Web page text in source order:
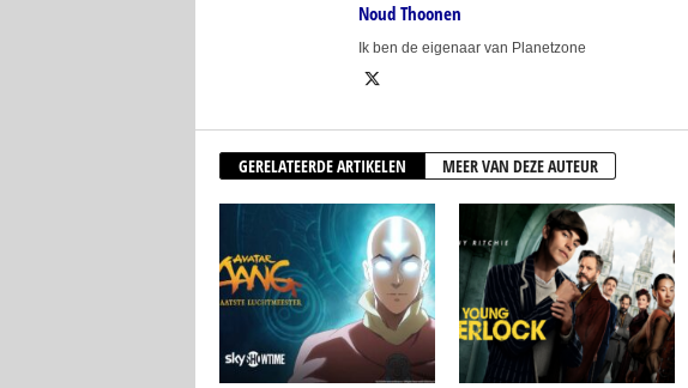
Noud Thoonen
Ik ben de eigenaar van Planetzone
GERELATEERDE ARTIKELEN MEER VAN DEZE AUTEUR